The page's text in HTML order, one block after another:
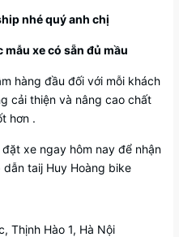
nhé quý anh chị
xe có sẵn đủ mầu
hàng đầu đối với mỗi khách
cải thiện và nâng cao chất
hơn .
xe ngay hôm nay để nhận
taij Huy Hoàng bike
Thịnh Hào 1, Hà Nội